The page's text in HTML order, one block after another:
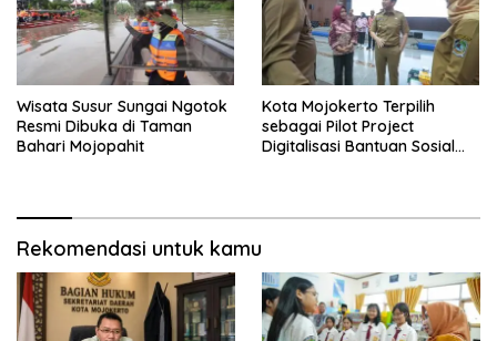
Wisata Susur Sungai Ngotok
Resmi Dibuka di Taman
Bahari Mojopahit
Kota Mojokerto Terpilih
sebagai Pilot Project
Digitalisasi Bantuan Sosial
Rekomendasi untuk kamu